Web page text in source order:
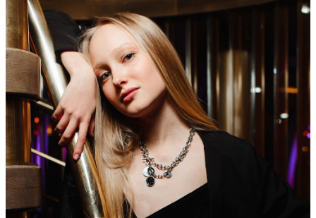
Вконтакте
33 758
4
320
44
Radisson Флотилия
/ other events